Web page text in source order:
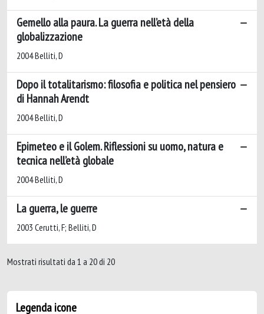
Gemello alla paura. La guerra nell’età della
globalizzazione
2004 Belliti, D
Dopo il totalitarismo: filosofia e politica nel pensiero
di Hannah Arendt
2004 Belliti, D
Epimeteo e il Golem. Riflessioni su uomo, natura e
tecnica nell’età globale
2004 Belliti, D
La guerra, le guerre
2003 Cerutti, F; Belliti, D
Mostrati risultati da 1 a 20 di 20
Legenda icone